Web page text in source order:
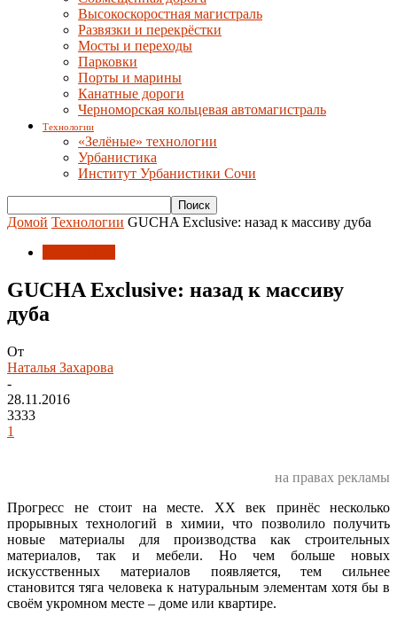
Высокоскоростная магистраль
Развязки и перекрёстки
Мосты и переходы
Парковки
Порты и марины
Канатные дороги
Черноморская кольцевая автомагистраль
Технологии
«Зелёные» технологии
Урбанистика
Институт Урбанистики Сочи
Домой Технологии GUCHA Exclusive: назад к массиву дуба
GUCHA Exclusive: назад к массиву
дуба
От
Наталья Захарова
-
28.11.2016
3333
1
на правах рекламы
Прогресс не стоит на месте. XX век принёс несколько
прорывных технологий в химии, что позволило получить
новые материалы для производства как строительных
материалов, так и мебели. Но чем больше новых
искусственных материалов появляется, тем сильнее
становится тяга человека к натуральным элементам хотя бы в
своём укромном месте – доме или квартире.